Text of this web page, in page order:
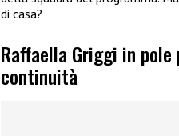
di casa?
Raffaella Griggi in
continuità